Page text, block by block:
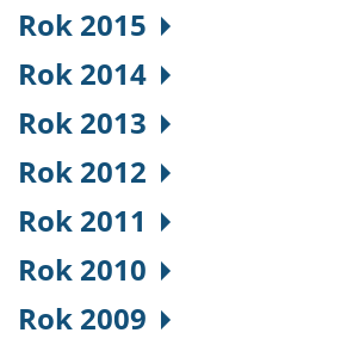
Rok 2015
Rok 2014
Rok 2013
Rok 2012
Rok 2011
Rok 2010
Rok 2009